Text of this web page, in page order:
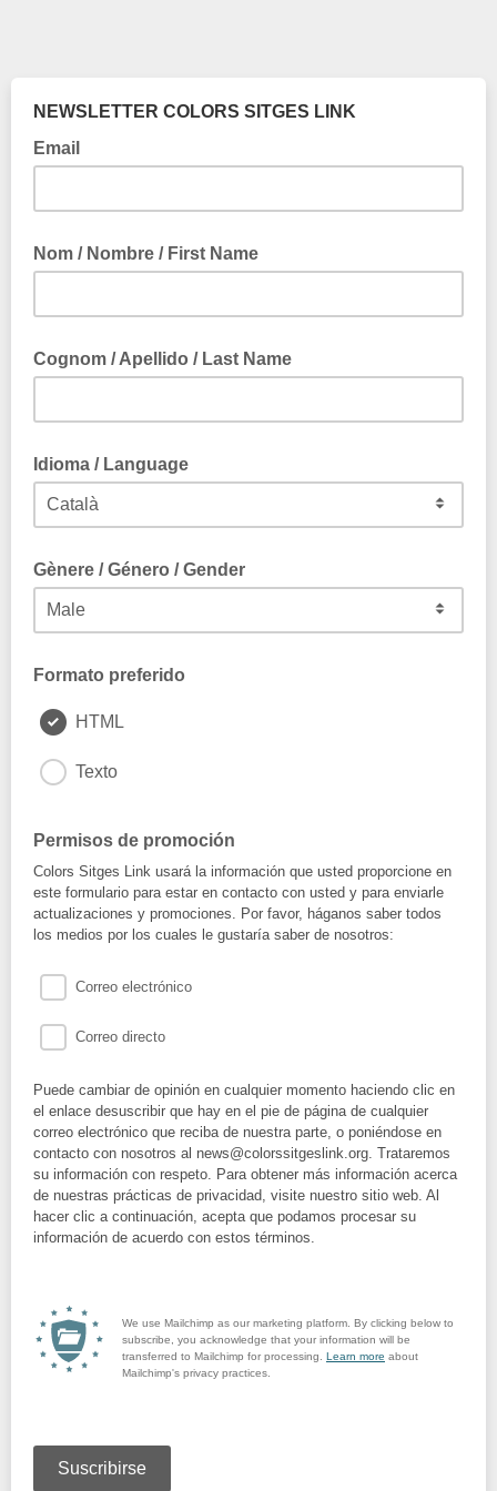
NEWSLETTER COLORS SITGES LINK
Email
Nom / Nombre / First Name
Cognom / Apellido / Last Name
Idioma / Language
Gènere / Género / Gender
Formato preferido
HTML
Texto
Permisos de promoción
Colors Sitges Link usará la información que usted proporcione en
este formulario para estar en contacto con usted y para enviarle
actualizaciones y promociones. Por favor, háganos saber todos
los medios por los cuales le gustaría saber de nosotros:
Correo electrónico
Correo directo
Puede cambiar de opinión en cualquier momento haciendo clic en
el enlace desuscribir que hay en el pie de página de cualquier
correo electrónico que reciba de nuestra parte, o poniéndose en
contacto con nosotros al news@colorssitgeslink.org. Trataremos
su información con respeto. Para obtener más información acerca
de nuestras prácticas de privacidad, visite nuestro sitio web. Al
hacer clic a continuación, acepta que podamos procesar su
información de acuerdo con estos términos.
We use Mailchimp as our marketing platform. By clicking below to
subscribe, you acknowledge that your information will be
transferred to Mailchimp for processing. Learn more about
Mailchimp's privacy practices.